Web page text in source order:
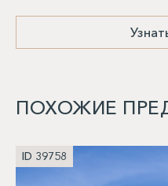
ПОХОЖИЕ
ID 39758